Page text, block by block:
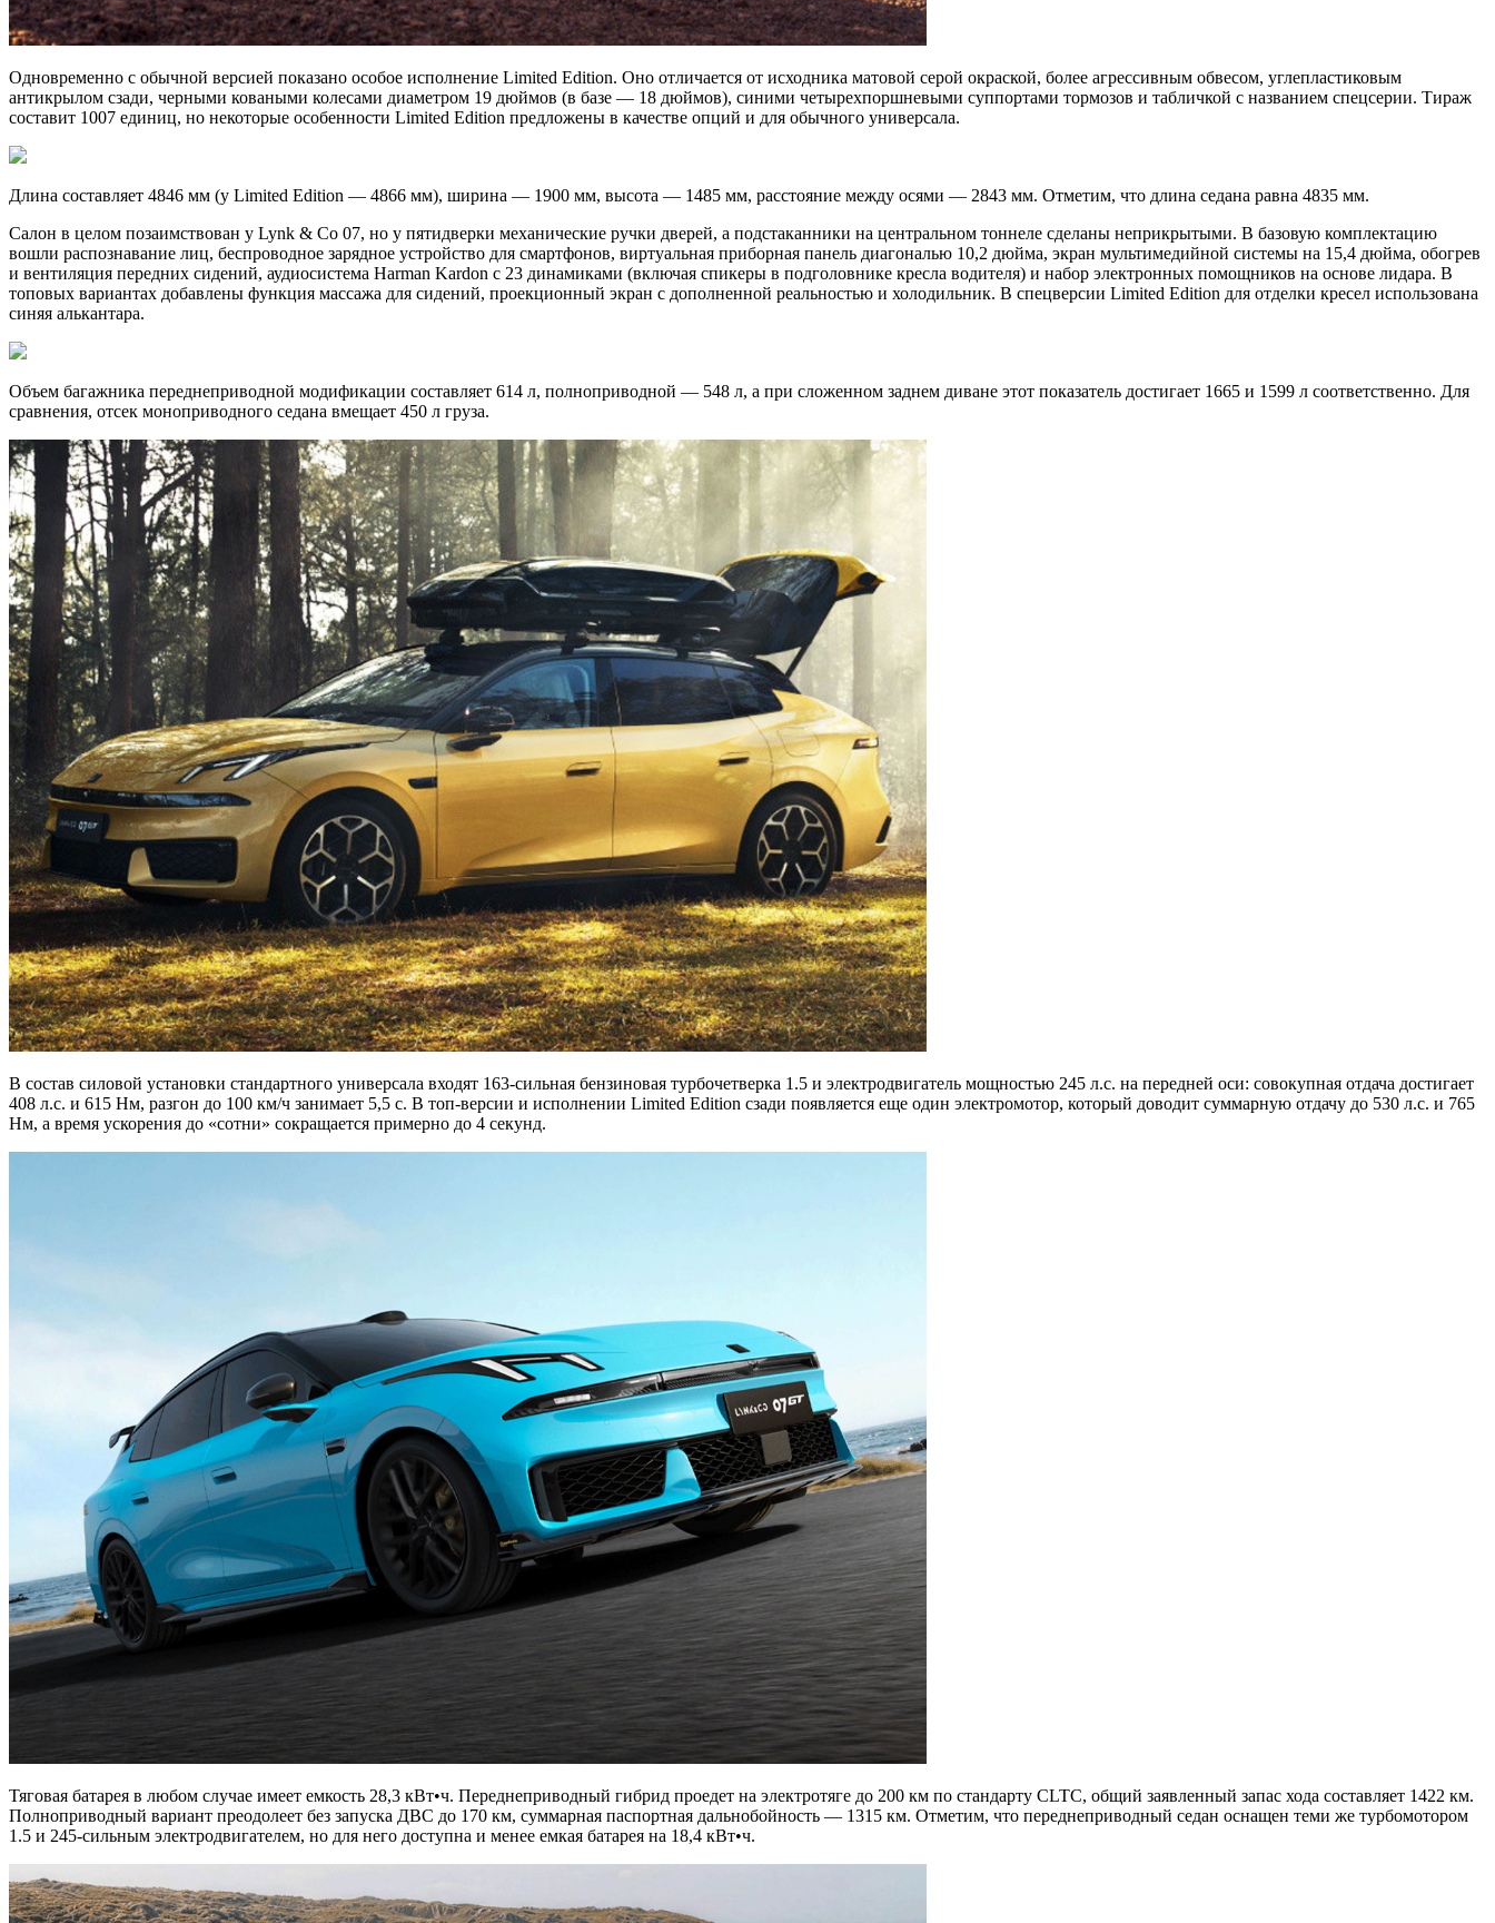
Одновременно с обычной версией показано особое исполнение Limited Edition. Оно отличается от исходника матовой серой окраской, более агрессивным обвесом, углепластиковым
антикрылом сзади, черными коваными колесами диаметром 19 дюймов (в базе — 18 дюймов), синими четырехпоршневыми суппортами тормозов и табличкой с названием спецсерии. Тираж
составит 1007 единиц, но некоторые особенности Limited Edition предложены в качестве опций и для обычного универсала.
Длина составляет 4846 мм (у Limited Edition — 4866 мм), ширина — 1900 мм, высота — 1485 мм, расстояние между осями — 2843 мм. Отметим, что длина седана равна 4835 мм.
Салон в целом позаимствован у Lynk & Co 07, но у пятидверки механические ручки дверей, а подстаканники на центральном тоннеле сделаны неприкрытыми. В базовую комплектацию
вошли распознавание лиц, беспроводное зарядное устройство для смартфонов, виртуальная приборная панель диагональю 10,2 дюйма, экран мультимедийной системы на 15,4 дюйма, обогрев
и вентиляция передних сидений, аудиосистема Harman Kardon с 23 динамиками (включая спикеры в подголовнике кресла водителя) и набор электронных помощников на основе лидара. В
топовых вариантах добавлены функция массажа для сидений, проекционный экран с дополненной реальностью и холодильник. В спецверсии Limited Edition для отделки кресел использована
синяя алькантара.
Объем багажника переднеприводной модификации составляет 614 л, полноприводной — 548 л, а при сложенном заднем диване этот показатель достигает 1665 и 1599 л соответственно. Для
сравнения, отсек моноприводного седана вмещает 450 л груза.
В состав силовой установки стандартного универсала входят 163-сильная бензиновая турбочетверка 1.5 и электродвигатель мощностью 245 л.с. на передней оси: совокупная отдача достигает
408 л.с. и 615 Нм, разгон до 100 км/ч занимает 5,5 с. В топ-версии и исполнении Limited Edition сзади появляется еще один электромотор, который доводит суммарную отдачу до 530 л.с. и 765
Нм, а время ускорения до «сотни» сокращается примерно до 4 секунд.
Тяговая батарея в любом случае имеет емкость 28,3 кВт•ч. Переднеприводный гибрид проедет на электротяге до 200 км по стандарту CLTC, общий заявленный запас хода составляет 1422 км.
Полноприводный вариант преодолеет без запуска ДВС до 170 км, суммарная паспортная дальнобойность — 1315 км. Отметим, что переднеприводный седан оснащен теми же турбомотором
1.5 и 245-сильным электродвигателем, но для него доступна и менее емкая батарея на 18,4 кВт•ч.